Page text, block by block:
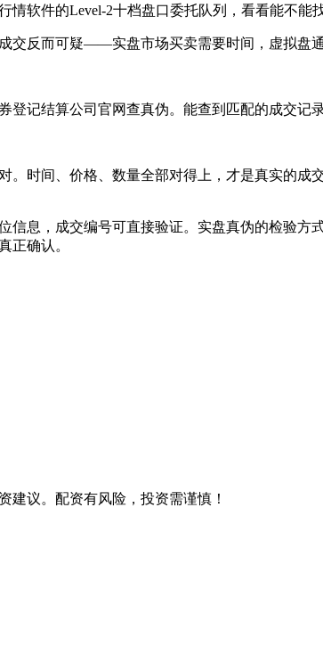
软件的Level-2十档盘口委托队列，看看能不能
交反而可疑——实盘市场买卖需要时间，虚拟盘通
记结算公司官网查真伪。能查到匹配的成交记
。时间、价格、数量全部对得上，才是真实的成
信息，成交编号可直接验证。实盘真伪的检验方
正确认。
建议。配资有风险，投资需谨慎！